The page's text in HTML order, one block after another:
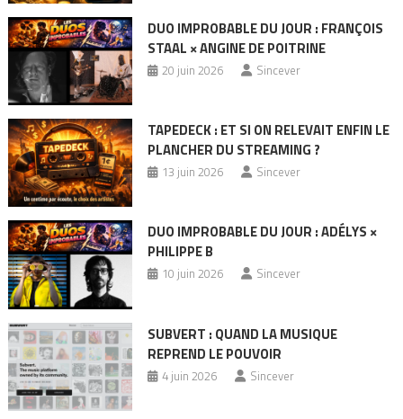
DUO IMPROBABLE DU JOUR : FRANÇOIS
STAAL × ANGINE DE POITRINE
20 juin 2026 Sincever
TAPEDECK : ET SI ON RELEVAIT ENFIN LE
PLANCHER DU STREAMING ?
13 juin 2026 Sincever
DUO IMPROBABLE DU JOUR : ADÉLYS ×
PHILIPPE B
10 juin 2026 Sincever
SUBVERT : QUAND LA MUSIQUE
REPREND LE POUVOIR
4 juin 2026 Sincever